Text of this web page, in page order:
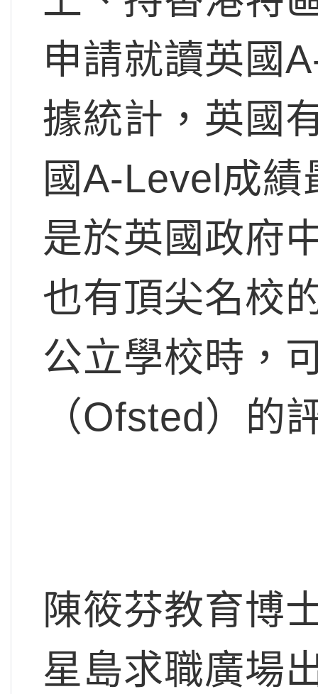
申請就讀英國
據統計，英國
國A-Level成
是於英國政府
也有頂尖名校
公立學校時，
（Ofsted）的
陳筱芬教育博
星島求職廣場